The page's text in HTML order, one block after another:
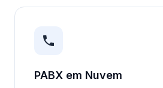
PABX em Nuvem